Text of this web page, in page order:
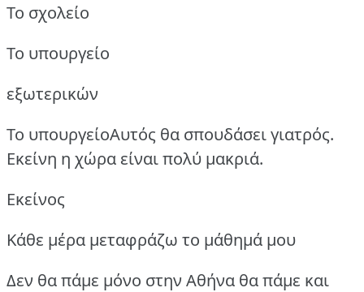
Το σχολείο
Το υπουργείο
εξωτερικών
Το υπουργείοΑυτός θα σπουδάσει γιατρός.
Εκείνη η χώρα είναι πολύ μακριά.
Εκείνος
Κάθε μέρα μεταφράζω το μάθημά μου
Δεν θα πάμε μόνο στην Αθήνα θα πάμε και